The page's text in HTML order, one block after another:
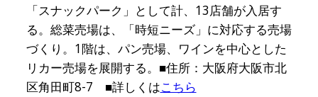
「スナックパーク」として計、 13店舗が入居す
る。総菜売場は、「時短ニーズ」に対応する売場
づくり。 1階は、パン売場、ワインを中心とした
リカー売場を展開する。■住所：大阪府大阪市北
区角田町8-7 ■詳しくはこちら